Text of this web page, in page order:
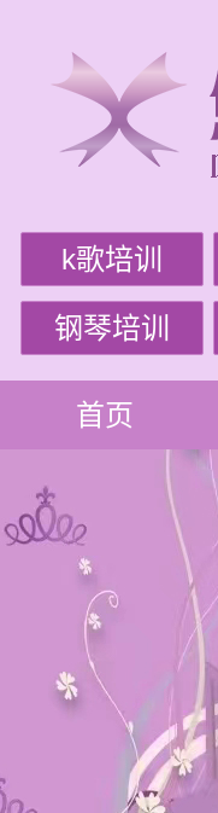
k歌培训
钢琴培训
首页